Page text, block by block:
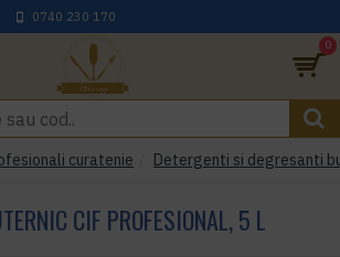
0740 230 170
0
curatenie Detergenti si degresanti
CIF PROFESIONAL, 5 L